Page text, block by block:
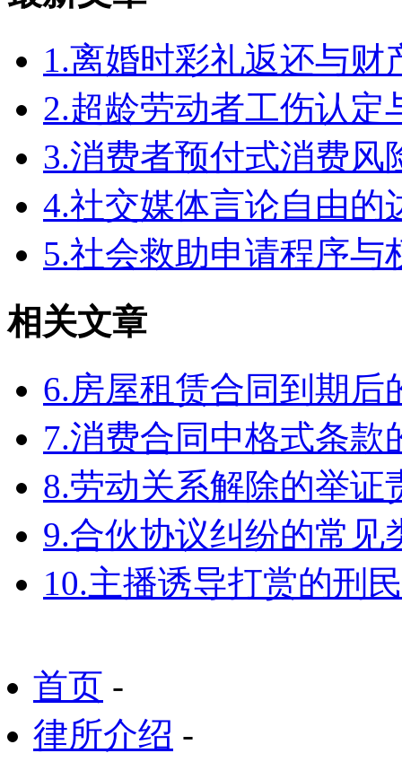
1.离婚时彩礼返还与财
2.超龄劳动者工伤认定
3.消费者预付式消费风
4.社交媒体言论自由
5.社会救助申请程序与
相关文章
6.房屋租赁合同到期后
7.消费合同中格式条款
8.劳动关系解除的举证
9.合伙协议纠纷的常见
10.主播诱导打赏的刑
首页 -
律所介绍 -